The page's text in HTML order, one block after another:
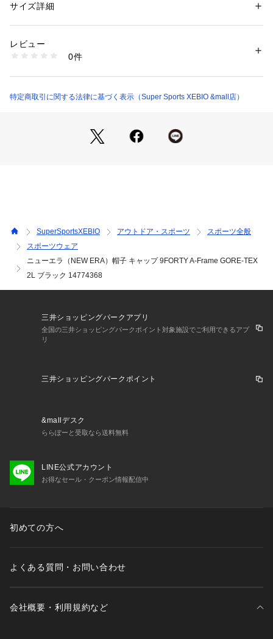
●過酷な環境にも対応する、防水防風透湿性を兼ね備えた高機
用。トップボタンは錆を防ぐプラスチック製です。
●シルエットは9FORTYをベースに、フロント部1枚パネルにし
れます。少し深みがある被り心地です。バイザー(つば)はあら
【商品の購入にあたっての注意事項】
※一部商品において弊社カラー表記がメーカーカラー表記と異
NEWERA エルブレス ヴィクトリア ビクトリア Victoria L-Br
eath アウトドアカジュアル小物 アクセサリー 帽子 Men's Me
ns メンズ めんず 男性 アウトドア レジャー ハイキング キャ
ンプ ぼうし 日よけ 紫外線対策 UV対策 熱中症対策 2026_hbs
性別：レディース
商品番号：
10902843101 （ショップ）
サイズ詳細
レビュー
0件
特定商取引に関する法律に基づく表示（Super Sports XEBIO &mall店）
SuperSportsXEBIO アウトドア・スポーツ
スポーツ全般
スポーツウェア
ニューエラ（NEW ERA）帽子 キャップ 9FORTY A-Frame GORE-TEX
2L ブラック 14774368
三井ショッピングパークアプリ
全国の三井ショッピングパークポイント対象施設でご利用できるアプ
リ
三井ショッピングパークポイント
&mallデスク
ららぽーと受取なら送料無料
LINE公式アカウント
お得なセール・クーポン情報配信中
初めての方へ
よくある質問・お問い合わせ
会社概要・利用規約など